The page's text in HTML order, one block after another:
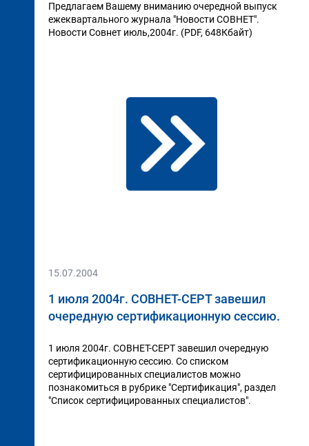
Предлагаем Вашему вниманию очередной выпуск
ежеквартального журнала "Новости СОВНЕТ".
Новости Совнет июль,2004г. (PDF, 648Кбайт)
15.07.2004
1 июля 2004г. СОВНЕТ-СЕРТ завешил
очередную сертификационную сессию.
1 июля 2004г. СОВНЕТ-СЕРТ завешил очередную
сертификационную сессию. Со списком
сертифицированных специалистов можно
познакомиться в рубрике "Сертификация", раздел
"Список сертифицированных специалистов".